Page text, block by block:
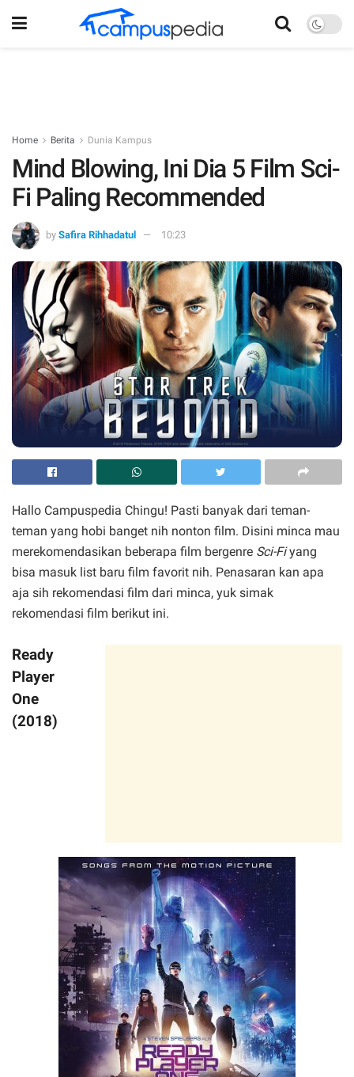
Home Berita Dunia Kampus
Mind Blowing, Ini Dia 5 Film Sci-
Fi Paling Recommended
by Safira Rihhadatul 10:23
Hallo Campuspedia Chingu! Pasti banyak dari teman-
teman yang hobi banget nih nonton film. Disini minca mau
merekomendasikan beberapa film bergenre Sci-Fiyang
bisa masuk list baru film favorit nih. Penasaran kan apa
aja sih rekomendasi film dari minca, yuk simak
rekomendasi film berikut ini.
Ready
Player
One
(2018)